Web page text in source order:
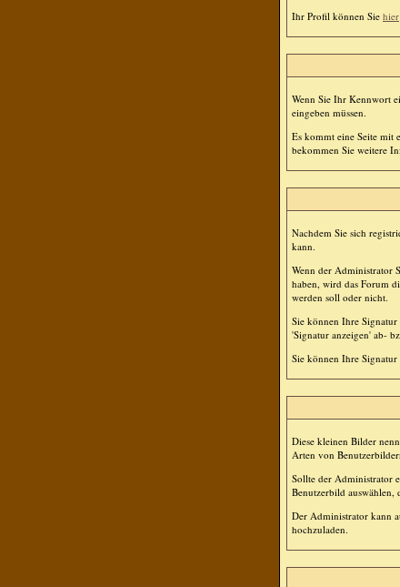
Ihr Profil können Sie hier
Wenn Sie Ihr Kennwort
eingeben müssen.
Es kommt eine Seite mit
bekommen Sie weitere
Nachdem Sie sich
kann.
Wenn der Administrator
haben, wird das Forum
werden soll oder nicht.
Sie können Ihre
'Signatur anzeigen' ab-
Sie können Ihre
Diese kleinen Bilder
Arten von
Sollte der Administrator
Benutzerbild auswählen,
Der Administrator kann
hochzuladen.